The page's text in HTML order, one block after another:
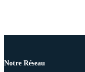
Notre Réseau